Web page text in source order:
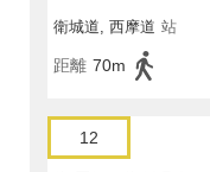
衛城道, 西摩道 站
距離 70m
12